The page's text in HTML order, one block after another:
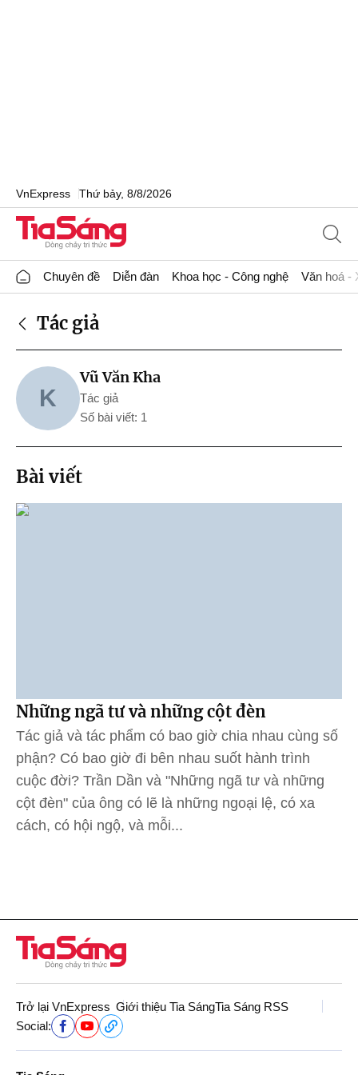
VnExpress Thứ bảy, 8/8/2026
Chuyên đề Diễn đàn Khoa học - Công nghệ Văn hoá -
Tác giả
K
Vũ Văn Kha
Tác giả
Số bài viết: 1
Bài viết
Những ngã tư và những cột đèn
Tác giả và tác phẩm có bao giờ chia nhau cùng số
phận? Có bao giờ đi bên nhau suốt hành trình
cuộc đời? Trần Dần và "Những ngã tư và những
cột đèn" của ông có lẽ là những ngoại lệ, có xa
cách, có hội ngộ, và mỗi...
Trở lại VnExpress Giới thiệu Tia SángTia Sáng RSS
Social: